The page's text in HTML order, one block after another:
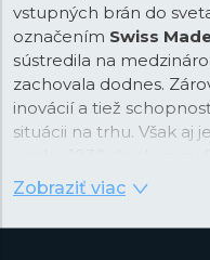
vstupných brán do
označením Swiss
sústredila na
zachovala dodnes.
inovácií a tiež
situácii na trhu. Však aj
predstihom základy
Group.
Zobraziť viac